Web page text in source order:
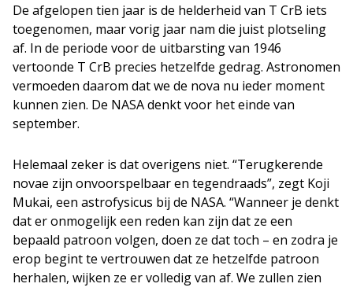
De afgelopen tien jaar is de helderheid van T CrB iets
toegenomen, maar vorig jaar nam die juist plotseling
af. In de periode voor de uitbarsting van 1946
vertoonde T CrB precies hetzelfde gedrag. Astronomen
vermoeden daarom dat we de nova nu ieder moment
kunnen zien. De NASA denkt voor het einde van
september.
Helemaal zeker is dat overigens niet. “Terugkerende
novae zijn onvoorspelbaar en tegendraads”, zegt Koji
Mukai, een astrofysicus bij de NASA. “Wanneer je denkt
dat er onmogelijk een reden kan zijn dat ze een
bepaald patroon volgen, doen ze dat toch – en zodra je
erop begint te vertrouwen dat ze hetzelfde patroon
herhalen, wijken ze er volledig van af. We zullen zien